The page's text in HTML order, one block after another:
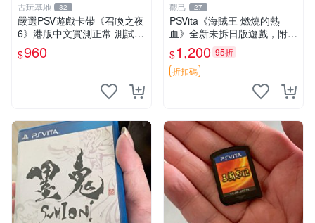
古玩基地 32
嚴選PSV遊戲卡帶《召喚之夜
6》港版中文實測正常 測試完
好 古董機型珍藏 psv 召喚之
夜 港版中文
$960
觀己 27
PSVita《海賊王 燃燒的熱
血》全新未拆日版遊戲，附原
盒保全新收藏 海賊王 PSVita
日版 游戲機
$1,200 95折
折扣碼